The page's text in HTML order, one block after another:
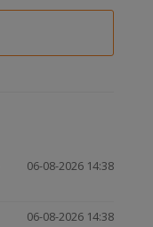
06-08-2026 14:38
06-08-2026 14:38